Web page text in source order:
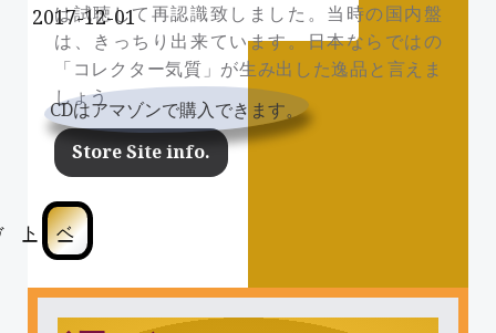
は試聴して再認識致しました。当時の国内盤
は、きっちり出来ています。日本ならではの
「コレクター気質」が生み出した逸品と言えま
しょう
Store Site info.
2017-12-01
CDはアマゾンで購入できます。